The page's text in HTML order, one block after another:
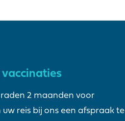
2 maanden voor
reis bij ons een afspraak te